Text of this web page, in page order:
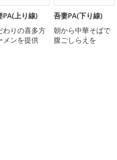
PA(上り線)
わりの喜多方
メンを提供
吾妻PA(下り線)
朝から中華そばで
腹ごしらえを